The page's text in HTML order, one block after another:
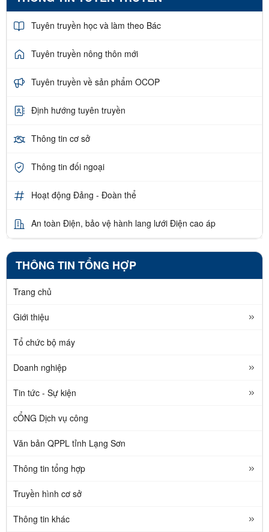
Tuyên truyền học và làm theo Bác
Tuyên truyền nông thôn mới
Tuyên truyền về sản phẩm OCOP
Định hướng tuyên truyền
Thông tin cơ sở
Thông tin đối ngoại
Hoạt động Đảng - Đoàn thể
An toàn Điện, bảo vệ hành lang lưới Điện cao áp
THÔNG TIN TỔNG HỢP
Trang chủ
Giới thiệu
Tổ chức bộ máy
Doanh nghiệp
Tin tức - Sự kiện
cỔNG Dịch vụ công
Văn bản QPPL tỉnh Lạng Sơn
Thông tin tổng hợp
Truyền hình cơ sở
Thông tin khác